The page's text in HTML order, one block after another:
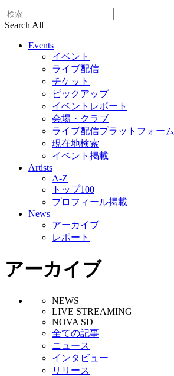
Search All
Events
イベント
ライブ配信
チケット
ピックアップ
イベントレポート
会場・クラブ
ライブ配信プラットフォーム
現在地検索
イベント掲載
Artists
A-Z
トップ100
プロフィール掲載
News
アーカイブ
レポート
アーカイブ
NEWS
LIVE STREAMING
NOVA SD
全ての記事
ニュース
インタビュー
リリース